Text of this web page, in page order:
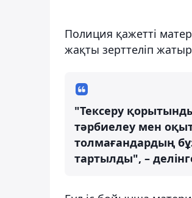
Полиция қажетті
жақты зерттеліп
"Тексеру
тәрбиелеу мен
толмағандардың
тартылды", –